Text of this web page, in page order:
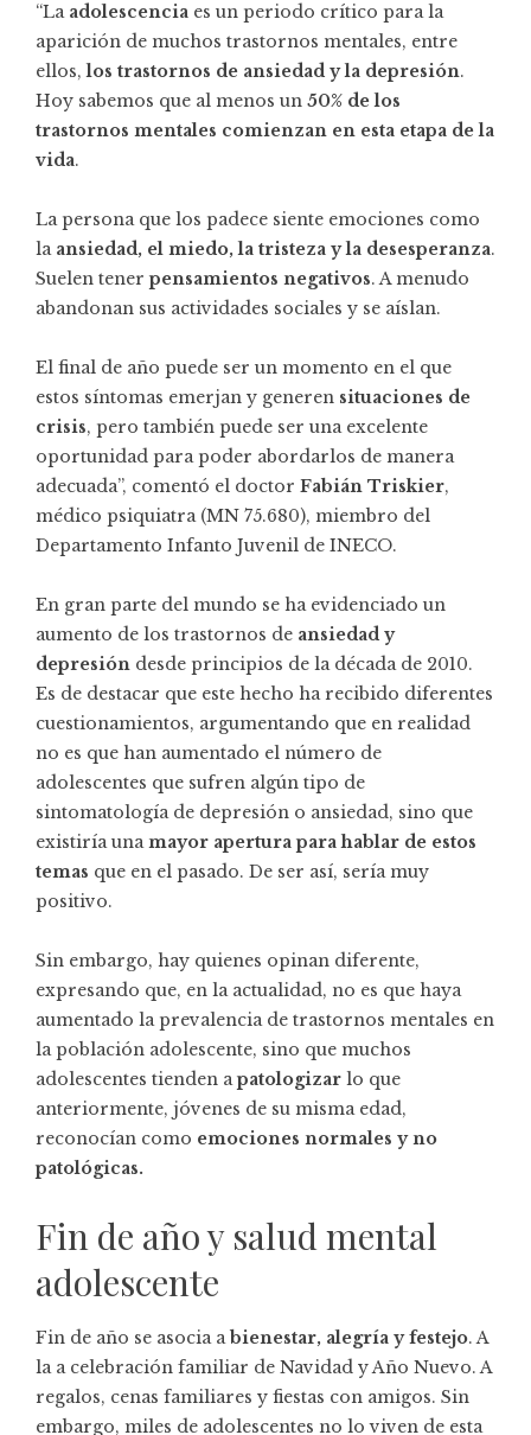
“La adolescencia es un periodo crítico para la
aparición de muchos trastornos mentales, entre
ellos,los trastornos de ansiedad y la depresión.
Hoy sabemos que al menos un 50% de los
trastornos mentales comienzan en esta etapa de la
vida.
La persona que los padece siente emociones como
la ansiedad, el miedo, la tristeza y la desesperanza.
Suelen tener pensamientos negativos. A menudo
abandonan sus actividades sociales y se aíslan.
El final de año puede ser un momento en el que
estos síntomas emerjan y generen situaciones de
crisis, pero también puede ser una excelente
oportunidad para poder abordarlos de manera
adecuada”, comentó el doctor Fabián Triskier,
médico psiquiatra (MN 75.680), miembro del
Departamento Infanto Juvenil de INECO.
En gran parte del mundo se ha evidenciado un
aumento de los trastornos de ansiedad y
depresión desde principios de la década de 2010.
Es de destacar que este hecho ha recibido diferentes
cuestionamientos, argumentando que en realidad
no es que han aumentado el número de
adolescentes que sufren algún tipo de
sintomatología de depresión o ansiedad, sino que
existiría unamayor apertura para hablar de estos
temas que en el pasado. De ser así, sería muy
positivo.
Sin embargo, hay quienes opinan diferente,
expresando que, en la actualidad, no es que haya
aumentado la prevalencia de trastornos mentales en
la población adolescente, sino que muchos
adolescentes tienden apatologizar lo que
anteriormente, jóvenes de su misma edad,
reconocían como emociones normales y no
patológicas.
Fin de año y salud mental
adolescente
Fin de año se asocia abienestar, alegría y festejo. A
la a celebración familiar de Navidad y Año Nuevo. A
regalos, cenas familiares y fiestas con amigos. Sin
embargo, miles de adolescentes no lo viven de esta